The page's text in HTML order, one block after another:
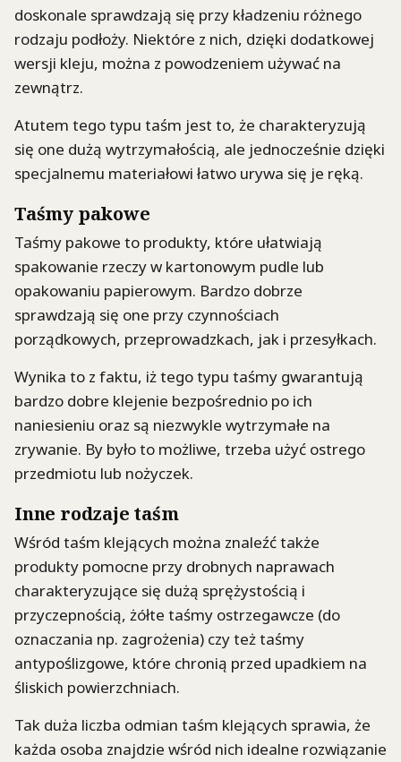
doskonale sprawdzają się przy kładzeniu różnego
rodzaju podłoży. Niektóre z nich, dzięki dodatkowej
wersji kleju, można z powodzeniem używać na
zewnątrz.
Atutem tego typu taśm jest to, że charakteryzują
się one dużą wytrzymałością, ale jednocześnie dzięki
specjalnemu materiałowi łatwo urywa się je ręką.
Taśmy pakowe
Taśmy pakowe to produkty, które ułatwiają
spakowanie rzeczy w kartonowym pudle lub
opakowaniu papierowym. Bardzo dobrze
sprawdzają się one przy czynnościach
porządkowych, przeprowadzkach, jak i przesyłkach.
Wynika to z faktu, iż tego typu taśmy gwarantują
bardzo dobre klejenie bezpośrednio po ich
naniesieniu oraz są niezwykle wytrzymałe na
zrywanie. By było to możliwe, trzeba użyć ostrego
przedmiotu lub nożyczek.
Inne rodzaje taśm
Wśród taśm klejących można znaleźć także
produkty pomocne przy drobnych naprawach
charakteryzujące się dużą sprężystością i
przyczepnością, żółte taśmy ostrzegawcze (do
oznaczania np. zagrożenia) czy też taśmy
antypoślizgowe, które chronią przed upadkiem na
śliskich powierzchniach.
Tak duża liczba odmian taśm klejących sprawia, że
każda osoba znajdzie wśród nich idealne rozwiązanie